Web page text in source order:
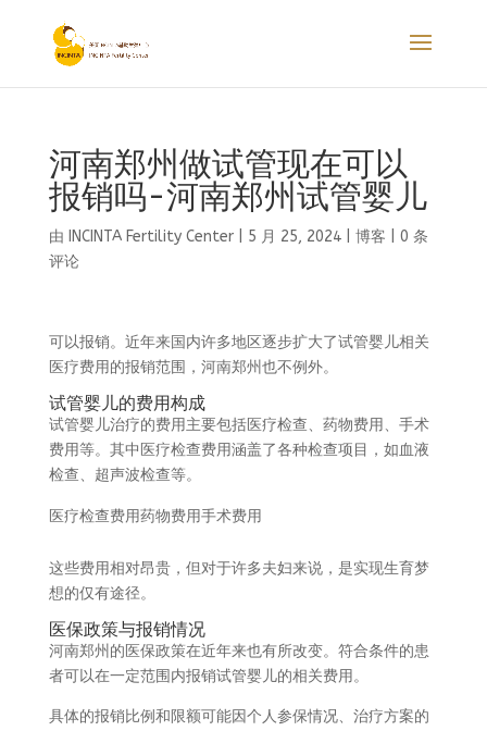
河南郑州做试管现在可以
报销吗-河南郑州试管婴儿
由 INCINTA Fertility Center| 5 月 25, 2024| 博客
0 条
评论
可以报销。近年来国内许多地区逐步扩大了试管婴儿相关
医疗费用的报销范围，河南郑州也不例外。
试管婴儿的费用构成
试管婴儿治疗的费用主要包括医疗检查、药物费用、手术
费用等。其中医疗检查费用涵盖了各种检查项目，如血液
检查、超声波检查等。
医疗检查费用药物费用手术费用
这些费用相对昂贵，但对于许多夫妇来说，是实现生育梦
想的仅有途径。
医保政策与报销情况
河南郑州的医保政策在近年来也有所改变。符合条件的患
者可以在一定范围内报销试管婴儿的相关费用。
具体的报销比例和限额可能因个人参保情况、治疗方案的